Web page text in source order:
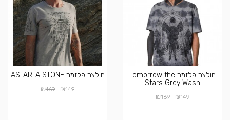
חולצה פלזמה Tomorrow the
Stars Grey Wash
₪149
₪169
חולצה פלזמה ASTARTA STONE
₪149
₪169